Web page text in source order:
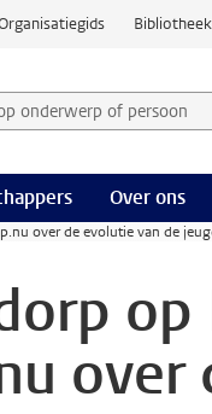
Bibliotheek
onderwerp of
Over ons
over de evolutie van de
op
over